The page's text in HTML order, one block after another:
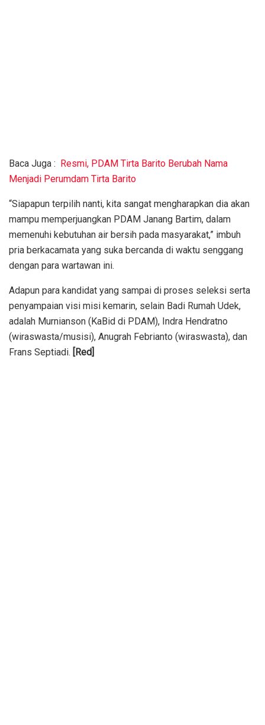
Baca Juga : Resmi, PDAM Tirta Barito Berubah Nama
Menjadi Perumdam Tirta Barito
“Siapapun terpilih nanti, kita sangat mengharapkan dia akan
mampu memperjuangkan PDAM Janang Bartim, dalam
memenuhi kebutuhan air bersih pada masyarakat,” imbuh
pria berkacamata yang suka bercanda di waktu senggang
dengan para wartawan ini.
Adapun para kandidat yang sampai di proses seleksi serta
penyampaian visi misi kemarin, selain Badi Rumah Udek,
adalah Murnianson (KaBid di PDAM), Indra Hendratno
(wiraswasta/musisi), Anugrah Febrianto (wiraswasta), dan
Frans Septiadi. [Red]